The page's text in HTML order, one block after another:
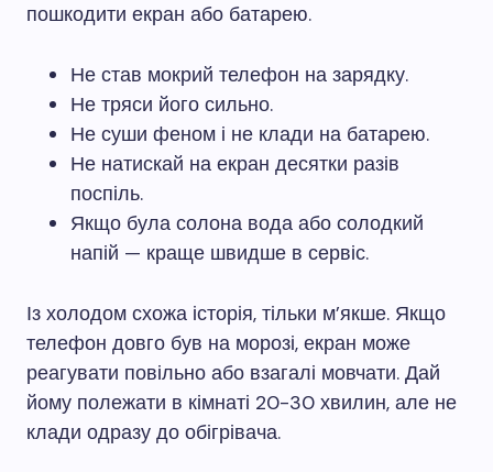
пошкодити екран або батарею.
Не став мокрий телефон на зарядку.
Не тряси його сильно.
Не суши феном і не клади на батарею.
Не натискай на екран десятки разів
поспіль.
Якщо була солона вода або солодкий
напій — краще швидше в сервіс.
Із холодом схожа історія, тільки м’якше. Якщо
телефон довго був на морозі, екран може
реагувати повільно або взагалі мовчати. Дай
йому полежати в кімнаті 20-30 хвилин, але не
клади одразу до обігрівача.